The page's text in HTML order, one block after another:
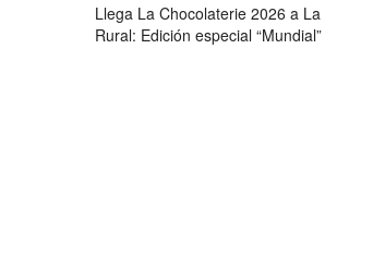
Llega La Chocolaterie 2026 a La
Rural: Edición especial “Mundial”